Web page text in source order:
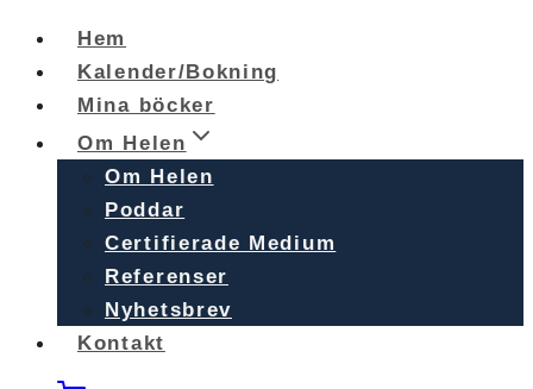
Skip
content
Hem
Kalender/Bokning
Mina böcker
Om Helen
Om Helen
Poddar
Certifierade Medium
Referenser
Nyhetsbrev
Kontakt